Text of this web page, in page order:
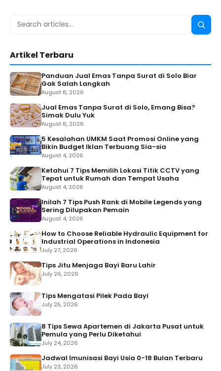
Search
Search
Artikel Terbaru
Panduan Jual Emas Tanpa Surat di Solo Biar
Gak Salah Langkah
August 6, 2026
Jual Emas Tanpa Surat di Solo, Emang Bisa?
Simak Dulu Yuk
August 6, 2026
5 Kesalahan UMKM Saat Promosi Online yang
Bikin Budget Iklan Terbuang Sia-sia
August 4, 2026
Ketahui 7 Tips Memilih Lokasi Titik CCTV yang
Tepat untuk Rumah dan Tempat Usaha
August 4, 2026
Inilah 7 Tips Push Rank di Mobile Legends yang
Sering Dilupakan Pemain
August 4, 2026
How to Choose Reliable Hydraulic Equipment for
Industrial Operations in Indonesia
July 27, 2026
Tips Jitu Menjaga Bayi Baru Lahir
July 26, 2026
Tips Mengatasi Pilek Pada Bayi
July 25, 2026
8 Tips Sewa Apartemen di Jakarta Pusat untuk
Pemula yang Perlu Diketahui
July 24, 2026
Jadwal Imunisasi Bayi Usia 0-18 Bulan Terbaru
July 23, 2026